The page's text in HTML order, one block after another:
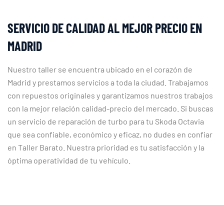
SERVICIO DE CALIDAD AL MEJOR PRECIO EN
MADRID
Nuestro taller se encuentra ubicado en el corazón de
Madrid y prestamos servicios a toda la ciudad. Trabajamos
con repuestos originales y garantizamos nuestros trabajos
con la mejor relación calidad-precio del mercado. Si buscas
un servicio de reparación de turbo para tu Skoda Octavia
que sea confiable, económico y eficaz, no dudes en confiar
en Taller Barato. Nuestra prioridad es tu satisfacción y la
óptima operatividad de tu vehículo.